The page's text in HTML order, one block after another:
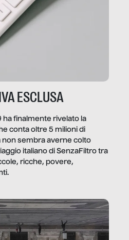
ESCLUSA
ha finalmente rivelato la
conta oltre 5 milioni di
non sembra averne colto
italiano di SenzaFiltro tra
ricche, povere,